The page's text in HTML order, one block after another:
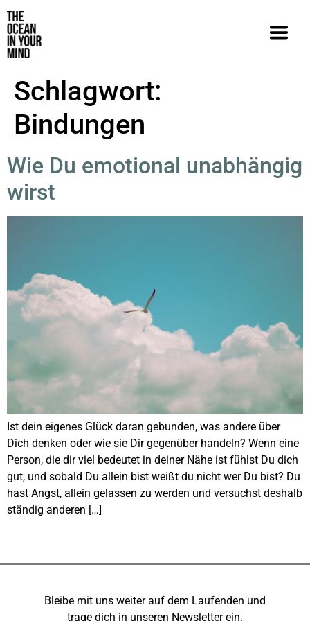
Schlagwort:
Bindungen
Wie Du emotional unabhängig
wirst
Ist dein eigenes Glück daran gebunden, was andere über
Dich denken oder wie sie Dir gegenüber handeln? Wenn eine
Person, die dir viel bedeutet in deiner Nähe ist fühlst Du dich
gut, und sobald Du allein bist weißt du nicht wer Du bist? Du
hast Angst, allein gelassen zu werden und versuchst deshalb
ständig anderen […]
Bleibe mit uns weiter auf dem Laufenden und
trage dich in unseren Newsletter ein.